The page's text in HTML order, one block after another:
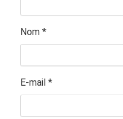
Nom *
E-mail *